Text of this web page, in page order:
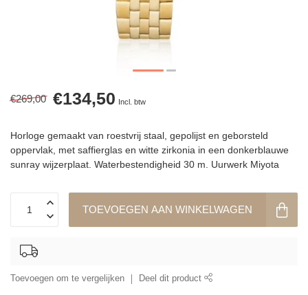
€269,00 €134,50 Incl. btw
Horloge gemaakt van roestvrij staal, gepolijst en geborsteld
oppervlak, met saffierglas en witte zirkonia in een donkerblauwe
sunray wijzerplaat. Waterbestendigheid 30 m. Uurwerk Miyota
TOEVOEGEN AAN WINKELWAGEN
Toevoegen om te vergelijken Deel dit product